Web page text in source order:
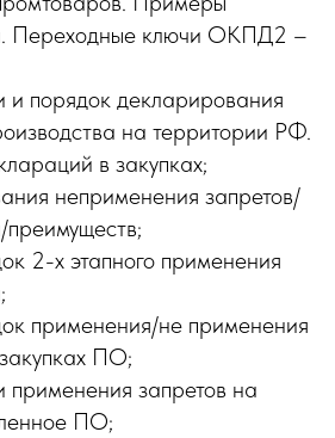
Переходные ключи ОКПД2 –
и порядок декларирования
на территории РФ.
в закупках;
неприменения запретов/
2-х этапного применения
применения/не применения
ПО;
применения запретов на
ПО;